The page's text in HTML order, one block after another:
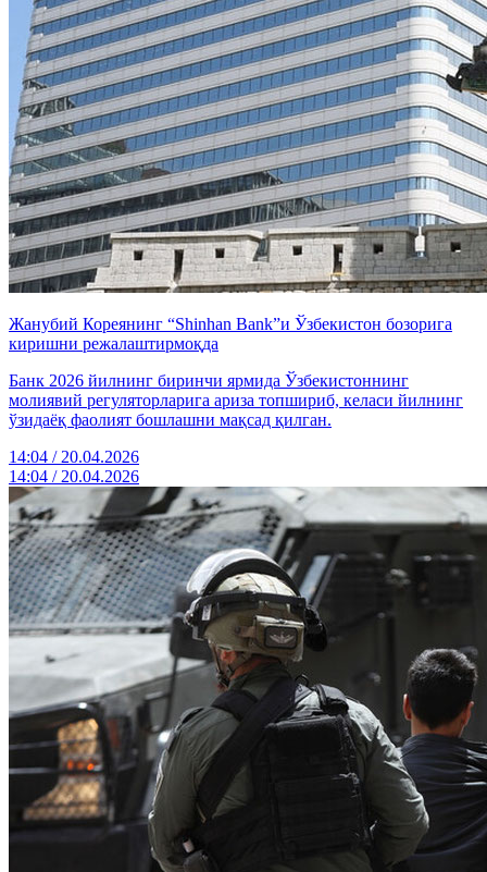
Жанубий Кореянинг “Shinhan Bank”и Ўзбекистон бозорига
киришни режалаштирмоқда
Банк 2026 йилнинг биринчи ярмида Ўзбекистоннинг
молиявий регуляторларига ариза топшириб, келаси йилнинг
ўзидаёқ фаолият бошлашни мақсад қилган.
14:04 / 20.04.2026
14:04 / 20.04.2026